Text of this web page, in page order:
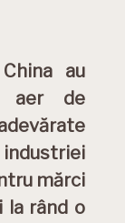
au
aer de
mărci
la rând o